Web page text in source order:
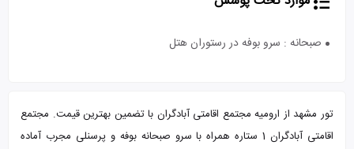
صبحانه : سرو بوفه در رستوران هتل
تور مشهد از ارومیه مجتمع اقامتی آبادگران با تضمین بهترین قیمت. مجتمع
اقامتی آبادگران 1 ستاره همراه با سرو صبحانه بوفه و پرسنلی مجرب آماده